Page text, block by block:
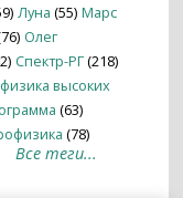
Луна (55) Марс
Олег
Спектр-РГ(218)
высоких
(63)
(78)
Все теги...